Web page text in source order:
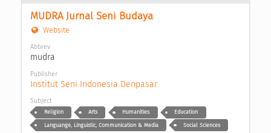
MUDRA Jurnal Seni Budaya
Website
Abbrev
mudra
Publisher
Institut Seni Indonesia Denpasar
Subject
Religion Arts Humanities Education
Languange, Linguistic, Communication & Media Social Sciences